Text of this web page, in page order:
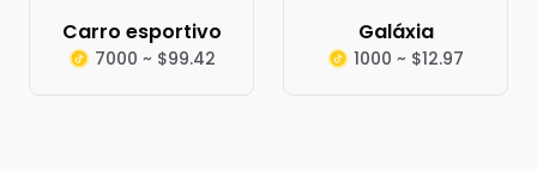
Carro esportivo
7000 ~ $99.42
Galáxia
1000 ~ $12.97